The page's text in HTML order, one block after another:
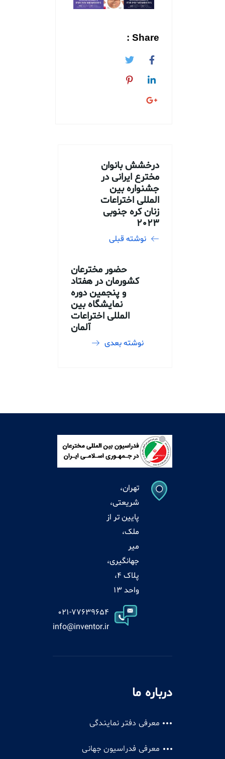
Share :
درخشش بانوان
مخترع ایرانی در
جشنواره بین
المللی اختراعات
زنان کره جنوبی
۲۰۲۳
نوشته قبلی
حضور مخترعان
کشورمان در هفتاد
و پنجمین دوره
نمایشگاه بین
المللی اختراعات
آلمان
نوشته بعدی
تهران،
شریعتی،
پایین تر از
ملک،
میر
جهانگیری،
پلاک 4،
واحد 13
021-77639654
info@inventor.ir
درباره ما
معرفی دفتر نمایندگی
معرفی فدراسیون جهانی